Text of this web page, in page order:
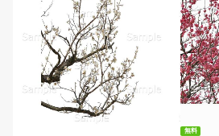
無料